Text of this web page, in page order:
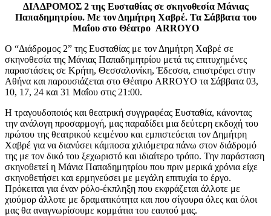
ΔΙΑΔΡΟΜΟΣ 2 της Ευσταθίας σε σκηνοθεσία Μάνιας
Παπαδημητρίου. Με τον Δημήτρη Χαβρέ. Τα Σάββατα του
Μαΐου στο Θέατρο ARROYO
Ο “Διάδρομος 2” της Ευσταθίας με τον Δημήτρη Χαβρέ σε
σκηνοθεσία της Μάνιας Παπαδημητρίου μετά τις επιτυχημένες
παραστάσεις σε Κρήτη, Θεσσαλονίκη, Έδεσσα, επιστρέφει στην
Αθήνα και παρουσιάζεται στο Θέατρο ARROYO τα Σάββατα 03,
10, 17, 24 και 31 Μαΐου στις 21:00.
Η τραγουδοποιός και θεατρική συγγραφέας Ευσταθία, κάνοντας
την ανάλογη προσαρμογή, μας παραδίδει μια δεύτερη εκδοχή του
πρώτου της θεατρικού κειμένου και εμπιστεύεται τον Δημήτρη
Χαβρέ για να διανύσει κάμποσα χιλιόμετρα πάνω στον διάδρομό
της με τον δικό του ξεχωριστό και ιδιαίτερο τρόπο. Την παράσταση
σκηνοθετεί η Μάνια Παπαδημητρίου που πριν μερικά χρόνια είχε
σκηνοθετήσει και ερμηνεύσει με μεγάλη επιτυχία το έργο.
Πρόκειται για έναν ρόλο-έκπληξη που εκφράζεται άλλοτε με
χιούμορ άλλοτε με δραματικότητα και που σίγουρα όλες και όλοι
μας θα αναγνωρίσουμε κομμάτια του εαυτού μας.